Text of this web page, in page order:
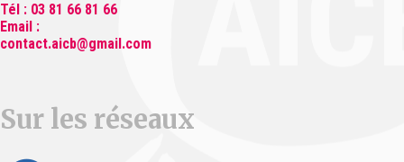
Tél : 03 81 66 81 66
Email :
contact.aicb@gmail.com
Sur les réseaux